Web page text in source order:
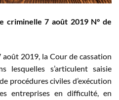
criminelle 7 août 2019 N° de
2019, la Cour de cassation
lesquelles s’articulent saisie
procédures civiles d’exécution
entreprises en difficulté, en